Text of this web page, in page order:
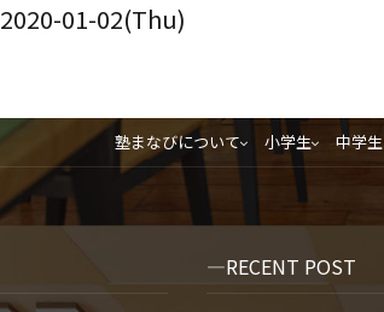
2020-01-02(Thu)
塾まなびについて 小学生 中学生
RECENT POST